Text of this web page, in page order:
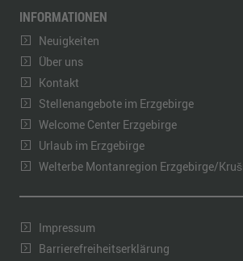
INFORMATIONEN
Neuigkeiten
Über uns
Kontakt
Stellenangebote im Erzgebirge
Welcome Center Erzgebirge
Urlaub im Erzgebirge
Welterbe Montanregion Erzgebirge/
Impressum
Barrierefreiheitserklärung